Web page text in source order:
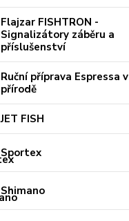
Flajzar FISHTRON -
Signalizátory záběru a
příslušenství
Ruční příprava Espressa v
přírodě
JET FISH
Sportex
Shimano